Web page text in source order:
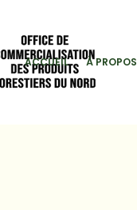
ACCUEIL À PROPOS